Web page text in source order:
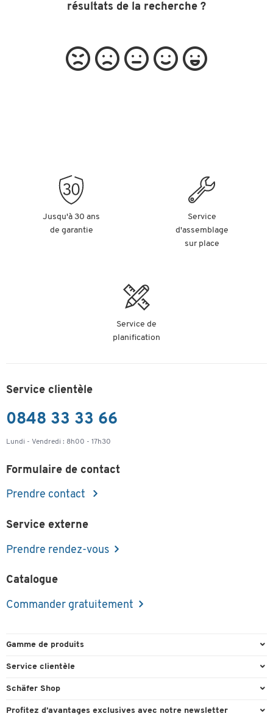
résultats de la recherche ?
Jusqu'à 30 ans
de garantie
Service
d'assemblage
sur place
Service de
planification
Service clientèle
0848 33 33 66
Lundi - Vendredi : 8h00 - 17h30
Formulaire de contact
Prendre contact
Service externe
Prendre rendez-vous
Catalogue
Commander gratuitement
Gamme de produits
Emballage et expédition
Fournitures de bureau
Service clientèle
Commande directe
Schäfer Shop
Experts en environnement de travail
Profitez d’avantages exclusives avec notre newsletter